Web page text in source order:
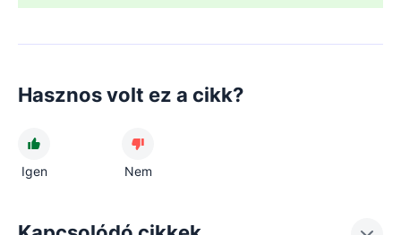
Hasznos volt ez a cikk?
Igen Nem